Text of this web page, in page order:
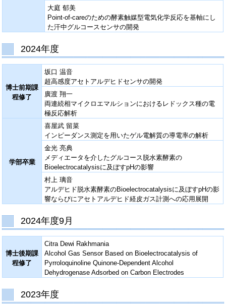
大庭 郁美
Point‐of‐careのための酵素触媒型電気化学反応を基軸にし
た汗中グルコースセンサの開発
2024年度
博士前期課
程修了
坂口 温音
超高感度アセトアルデヒドセンサの開発
廣渡 翔一
両連続相マイクロエマルションにおけるレドックス種の電
極反応解析
学部卒業
喜屋武 留菜
インピーダンス測定を用いたゲル電解質の導電率の解析
金光 亮典
メディエータを介したグルコース脱水素酵素の
Bioelectrocatalysisに及ぼすpHの影響
村上 璃音
アルデヒド脱水素酵素のBioelectrocatalysisに及ぼすpHの影
響ならびにアセトアルデヒド経皮ガス計測への応用展開
2024年度9月
博士後期課
程修了
Citra Dewi Rakhmania
Alcohol Gas Sensor Based on Bioelectrocatalysis of
Pyrroloquinoline Quinone-Dependent Alcohol
Dehydrogenase Adsorbed on Carbon Electrodes
2023年度